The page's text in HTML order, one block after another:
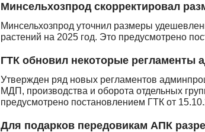
Минсельхозпрод скорректировал
Минсельхозпрод уточнил размеры
растений на 2025 год. Это предусмотрено
ГТК обновил некоторые регламенты
Утвержден ряд новых регламентов
МДП, производства и оборота отдельных
предусмотрено постановлением ГТК от
Для подарков передовикам АПК